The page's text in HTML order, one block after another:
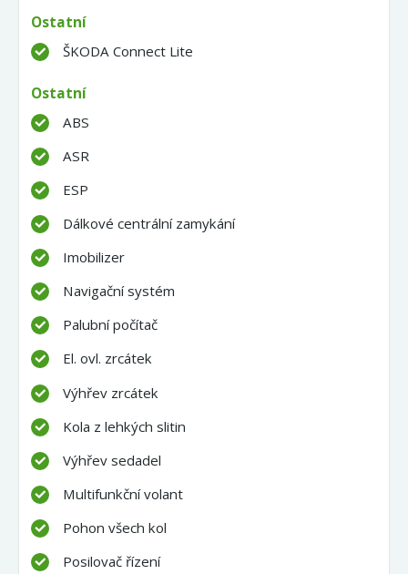
Ostatní
ŠKODA Connect Lite
Ostatní
ABS
ASR
ESP
Dálkové centrální zamykání
Imobilizer
Navigační systém
Palubní počítač
El. ovl. zrcátek
Výhřev zrcátek
Kola z lehkých slitin
Výhřev sedadel
Multifunkční volant
Pohon všech kol
Posilovač řízení